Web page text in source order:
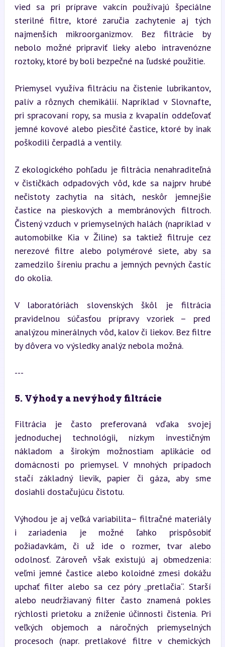
vied sa pri príprave vakcín používajú špeciálne
sterilné filtre, ktoré zaručia zachytenie aj tých
najmenších mikroorganizmov. Bez filtrácie by
nebolo možné pripraviť lieky alebo intravenózne
roztoky, ktoré by boli bezpečné na ľudské použitie.
Priemysel využíva filtráciu na čistenie lubrikantov,
palív a rôznych chemikálií. Napríklad v Slovnafte,
pri spracovaní ropy, sa musia z kvapalín oddeľovať
jemné kovové alebo piesčité častice, ktoré by inak
poškodili čerpadlá a ventily.
Z ekologického pohľadu je filtrácia nenahraditeľná
v čističkách odpadových vôd, kde sa najprv hrubé
nečistoty zachytia na sitách, neskôr jemnejšie
častice na pieskových a membránových filtroch.
Čistený vzduch v priemyselných halách (napríklad v
automobilke Kia v Žiline) sa taktiež filtruje cez
nerezové filtre alebo polymérové siete, aby sa
zamedzilo šíreniu prachu a jemných pevných častíc
do okolia.
V laboratóriách slovenských škôl je filtrácia
pravidelnou súčasťou prípravy vzoriek – pred
analýzou minerálnych vôd, kalov či liekov. Bez filtre
by dôvera vo výsledky analýz nebola možná.
---
5. Výhody a nevýhody filtrácie
Filtrácia je často preferovaná vďaka svojej
jednoduchej technológii, nízkym investičným
nákladom a širokým možnostiam aplikácie od
domácnosti po priemysel. V mnohých prípadoch
stačí základný lievik, papier či gáza, aby sme
dosiahli dostačujúcu čistotu.
Výhodou je aj veľká variabilita– filtračné materiály
i zariadenia je možné ľahko prispôsobiť
požiadavkám, či už ide o rozmer, tvar alebo
odolnosť. Zároveň však existujú aj obmedzenia:
veľmi jemné častice alebo koloidné zmesi dokážu
upchať filter alebo sa cez póry „pretlačia“. Starší
alebo neudržiavaný filter často znamená pokles
rýchlosti prietoku a zníženie účinnosti čistenia. Pri
veľkých objemoch a náročných priemyselných
procesoch (napr. pretlakové filtre v chemických